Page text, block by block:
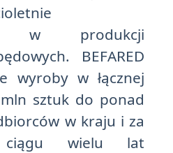
w produkcji
BEFARED
wyroby w łącznej
sztuk do ponad
w kraju i za
wielu lat